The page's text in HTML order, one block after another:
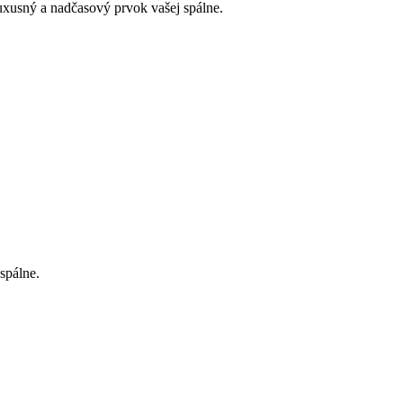
a nadčasový prvok vašej spálne.